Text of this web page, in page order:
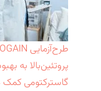
پروتئین‌بالا به
گاسترکتومی کمک